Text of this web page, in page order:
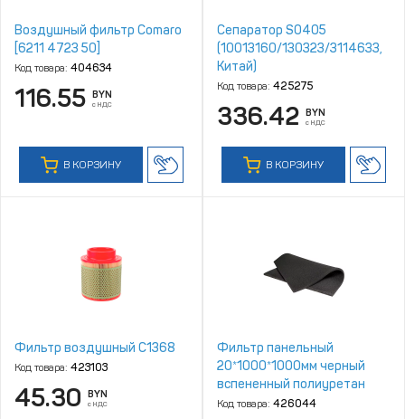
Воздушный фильтр Comaro
[6211 4723 50]
Код товара: 404634
116.55 BYN
с НДС
В КОРЗИНУ
Сепаратор S0405
(10013160/130323/3114633,
Китай)
Код товара: 425275
336.42 BYN
с НДС
В КОРЗИНУ
Фильтр воздушный C1368
Код товара: 423103
45.30 BYN
с НДС
Фильтр панельный
20*1000*1000мм черный
вспененный полиуретан
Код товара: 426044